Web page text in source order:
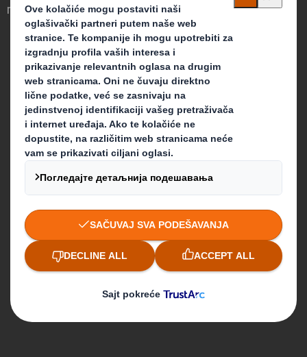
nas.
Ko smo mi
O nama
Održivost
Mediji
Karijera
Šta radimo
Ambalaža
Reciklaža